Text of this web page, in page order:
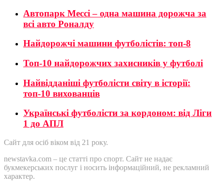
Автопарк Мессі – одна машина дорожча за
всі авто Роналду
Найдорожчі машини футболістів: топ-8
Топ-10 найдорожчих захисників у футболі
Найвідданіші футболісти світу в історії:
топ-10 вихованців
Українські футболісти за кордоном: від Ліги
1 до АПЛ
Сайт для осіб віком від 21 року.
newstavka.com – це статті про спорт. Сайт не надає
букмекерських послуг і носить інформаційний, не рекламний
характер.